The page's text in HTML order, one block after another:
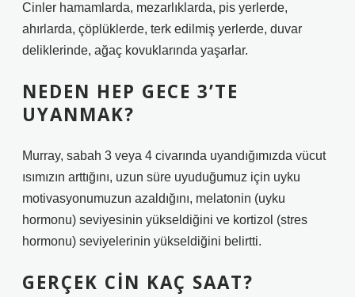
Cinler hamamlarda, mezarlıklarda, pis yerlerde,
ahırlarda, çöplüklerde, terk edilmiş yerlerde, duvar
deliklerinde, ağaç kovuklarında yaşarlar.
NEDEN HEP GECE 3’TE
UYANMAK?
Murray, sabah 3 veya 4 civarında uyandığımızda vücut
ısımızın arttığını, uzun süre uyuduğumuz için uyku
motivasyonumuzun azaldığını, melatonin (uyku
hormonu) seviyesinin yükseldiğini ve kortizol (stres
hormonu) seviyelerinin yükseldiğini belirtti.
GERÇEK CIN KAÇ SAAT?